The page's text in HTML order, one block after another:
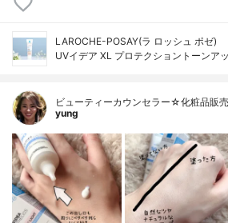
LAROCHE-POSAY(ラ ロッシュ ポゼ)
UVイデア XL プロテクショントーンア
ビューティーカウンセラー☆化粧品販
yung